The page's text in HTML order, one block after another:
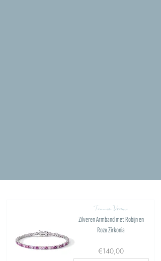
Tennis Vrouw
Zilveren Armband met Robijn en
Roze Zirkonia
€140,00